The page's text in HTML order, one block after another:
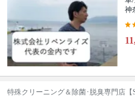
神
特殊クリーニング＆除菌･脱臭専門店【